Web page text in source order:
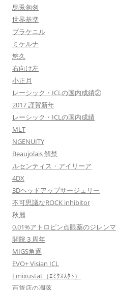
烏兎匆匆
世界基準
プラケニル
ミケルナ
悠久
右向け左
小正月
レーシック・ICLの国内成績②
2017 謹賀新年
レーシック・ICLの国内成績
MLT
NGENUITY
Beaujolais 解禁
ルセンティス・アイリーア
4DX
3Dヘッドアップサージェリー
不可思議なROCK inhibitor
秋麗
0.01%アトロピン点眼薬のジレンマ
開院３周年
MIGS角逐
EVO+ Visian ICL
Emixustat（ｴﾐｸｽｽﾀﾄ）
百貨店の凋落